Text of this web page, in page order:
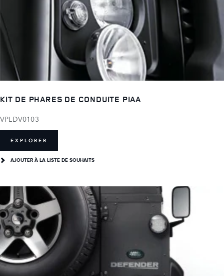
KIT DE PHARES DE CONDUITE PIAA
VPLDV0103
EXPLORER
AJOUTER À LA LISTE DE SOUHAITS